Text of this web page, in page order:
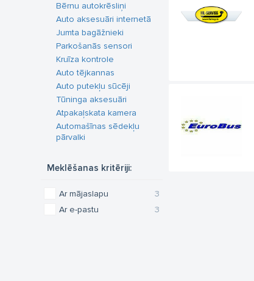
Bērnu autokrēsliņi
Auto aksesuāri internetā
Jumta bagāžnieki
Parkošanās sensori
Kruīza kontrole
Auto tējkannas
Auto putekļu sūcēji
Tūninga aksesuāri
Аtpakaļskata kamera
Аutomašīnas sēdekļu
pārvalki
Meklēšanas kritēriji:
3
Ar mājaslapu
3
Ar e-pastu